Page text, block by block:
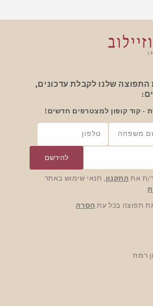
שלנו לקבלת עדכונים,
קוד קופון למצטרפים חדשים!
משפחה טלפון
להירשם
ת את התקנון, תנאי שימוש באתר
תפוצה בכל עת הסרה
רמת